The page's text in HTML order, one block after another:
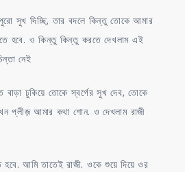
সুখ দিচ্ছি, তার বদলে কিন্তু তোকে আমার
হবে. ও কিন্তু কিন্তু করতে দেখলাম এই
নেই
ঢুকিয়ে তোকে স্বর্গের সুখ দেব, তোকে
প্লীজ় আমার কথা শোন. ও দেখলাম রাজী
আমি তাতেই রাজী. ওকে শুয়ে দিয়ে ওর